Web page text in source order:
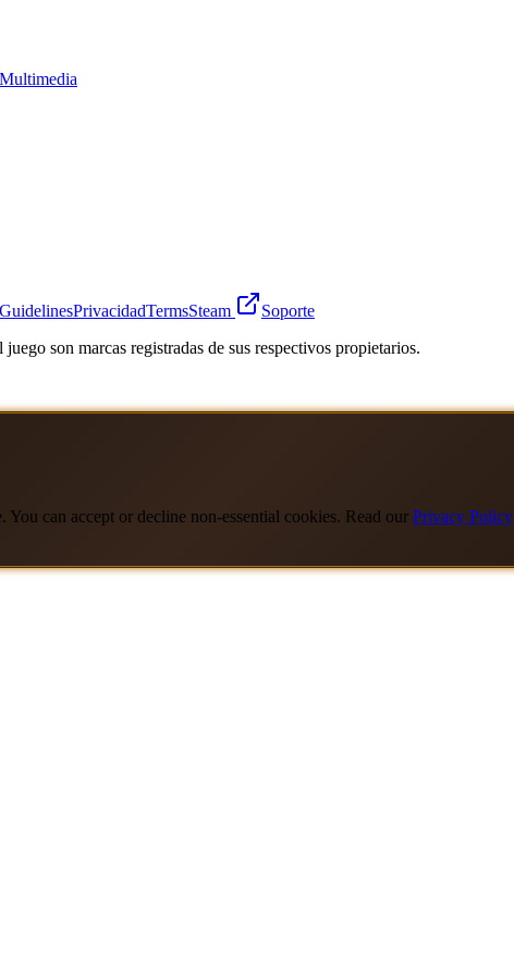
Multimedia
GuidelinesPrivacidadTermsSteam
Soporte
son marcas registradas de sus respectivos propietarios.
can accept or decline non-essential cookies. Read our Privacy Policy